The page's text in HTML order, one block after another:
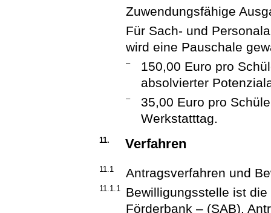
Zuwendungsfähige
Für Sach- und
wird eine Pauschale
–
150,00 Euro pro
absolvierter
–
35,00 Euro pro
Werkstatttag.
11. Verfahren
11.1 Antragsverfahren und
11.1.1
Bewilligungsstelle ist
Förderbank – (SAB).